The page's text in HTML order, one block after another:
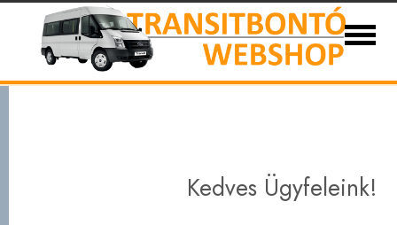
Ford Transit bontott és új alkatrészek
Eladó autóink Kapcsolat Partnerek
Adatvédelem
Kedves Ügyfeleink!